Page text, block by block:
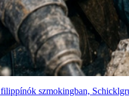
szmokingban,